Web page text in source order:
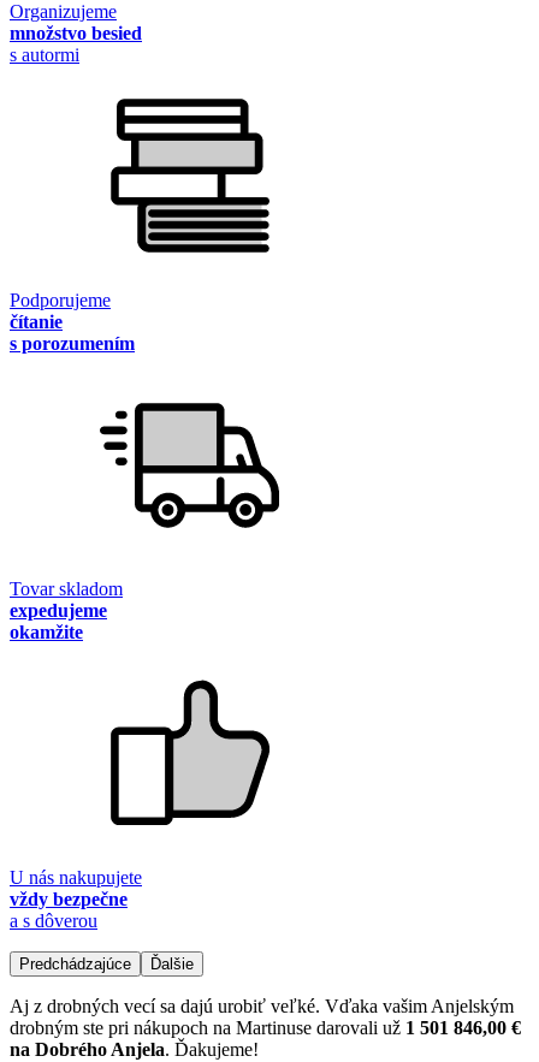
Organizujeme
množstvo besied
s autormi
Podporujeme
čítanie
s porozumením
Tovar skladom
expedujeme
okamžite
U nás nakupujete
vždy bezpečne
a s dôverou
Predchádzajúce Ďalšie
Aj z drobných vecí sa dajú urobiť veľké. Vďaka vašim Anjelským
drobným ste pri nákupoch na Martinuse darovali už 1 501 846,00 €
na Dobrého Anjela. Ďakujeme!